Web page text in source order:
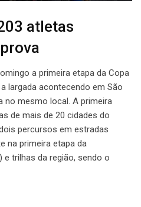
atletas
a primeira etapa da Copa
largada acontecendo em São
no mesmo local. A primeira
de mais de 20 cidades do
percursos em estradas
na primeira etapa da
trilhas da região, sendo o